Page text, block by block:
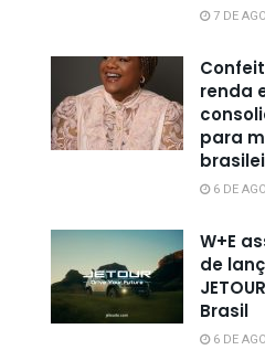
7 DE
renda
para
6 DE
W+E
de
Brasil
6 DE